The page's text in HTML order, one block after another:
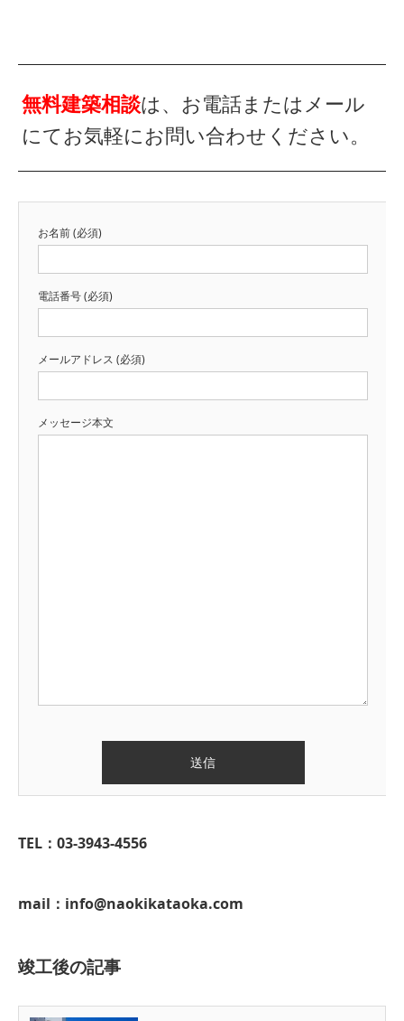
無料建築相談は、お電話またはメール
にてお気軽にお問い合わせください。
お名前 (必須)
電話番号 (必須)
メールアドレス (必須)
メッセージ本文
TEL：03-3943-4556
mail：info@naokikataoka.com
竣工後の記事